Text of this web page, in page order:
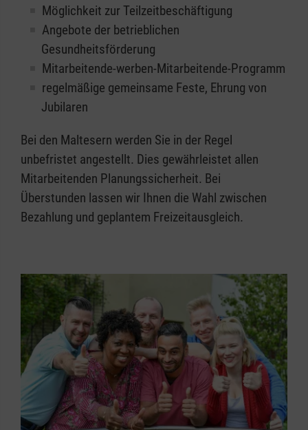
Möglichkeit zur Teilzeitbeschäftigung
Angebote der betrieblichen
Gesundheitsförderung
Mitarbeitende-werben-Mitarbeitende-Programm
regelmäßige gemeinsame Feste, Ehrung von
Jubilaren
Bei den Maltesern werden Sie in der Regel
unbefristet angestellt. Dies gewährleistet allen
Mitarbeitenden Planungssicherheit. Bei
Überstunden lassen wir Ihnen die Wahl zwischen
Bezahlung und geplantem Freizeitausgleich.